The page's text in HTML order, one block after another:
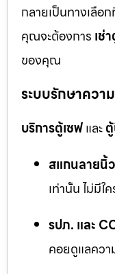
กลายเป็นทางเลือ
คุณจะต้องการ เช่
ของคุณ
ระบบรักษาคว
บริการตู้เซฟและ
สแกนลายนิ้
เท่านั้น ไม่มีใ
รปภ. และ
คอยดูแลคว